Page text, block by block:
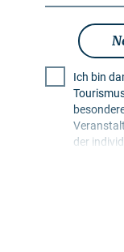
Ich bin
Tourismus GmbH über
der